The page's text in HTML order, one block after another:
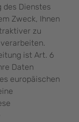
des Dienstes
Zweck, Ihnen
zu
ist Art. 6
Daten
europäischen